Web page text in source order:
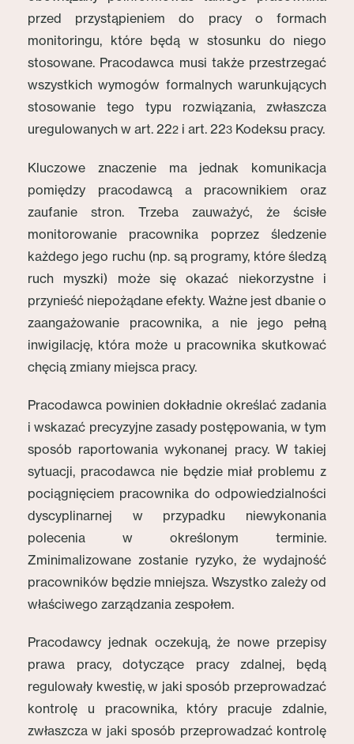
przed przystąpieniem do pracy o formach
monitoringu, które będą w stosunku do niego
stosowane. Pracodawca musi także przestrzegać
wszystkich wymogów formalnych warunkujących
stosowanie tego typu rozwiązania, zwłaszcza
uregulowanych w art. 222 i art. 223 Kodeksu pracy.
Kluczowe znaczenie ma jednak komunikacja
pomiędzy pracodawcą a pracownikiem oraz
zaufanie stron. Trzeba zauważyć, że ścisłe
monitorowanie pracownika poprzez śledzenie
każdego jego ruchu (np. są programy, które śledzą
ruch myszki) może się okazać niekorzystne i
przynieść niepożądane efekty. Ważne jest dbanie o
zaangażowanie pracownika, a nie jego pełną
inwigilację, która może u pracownika skutkować
chęcią zmiany miejsca pracy.
Pracodawca powinien dokładnie określać zadania
i wskazać precyzyjne zasady postępowania, w tym
sposób raportowania wykonanej pracy. W takiej
sytuacji, pracodawca nie będzie miał problemu z
pociągnięciem pracownika do odpowiedzialności
dyscyplinarnej w przypadku niewykonania
polecenia w określonym terminie.
Zminimalizowane zostanie ryzyko, że wydajność
pracowników będzie mniejsza. Wszystko zależy od
właściwego zarządzania zespołem.
Pracodawcy jednak oczekują, że nowe przepisy
prawa pracy, dotyczące pracy zdalnej, będą
regulowały kwestię, w jaki sposób przeprowadzać
kontrolę u pracownika, który pracuje zdalnie,
zwłaszcza w jaki sposób przeprowadzać kontrolę